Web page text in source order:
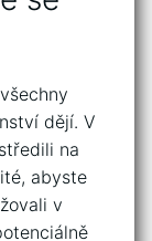
dějí. V
na
abyste
v